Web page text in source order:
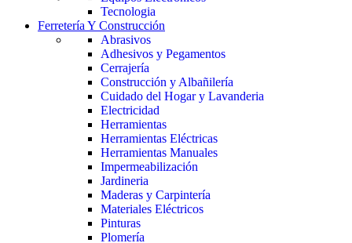
Tecnologia
Ferretería Y Construcción
Abrasivos
Adhesivos y Pegamentos
Cerrajería
Construcción y Albañilería
Cuidado del Hogar y Lavanderia
Electricidad
Herramientas
Herramientas Eléctricas
Herramientas Manuales
Impermeabilización
Jardineria
Maderas y Carpintería
Materiales Eléctricos
Pinturas
Plomería